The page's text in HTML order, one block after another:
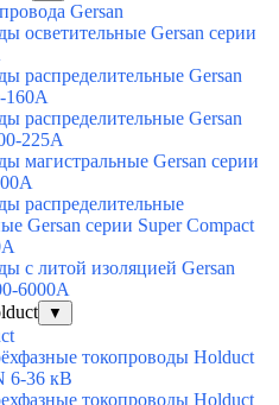
Gersan
осветительные Gersan серии
распределительные Gersan
160А
распределительные Gersan
225А
магистральные Gersan серии
распределительные
Gersan серии Super Сompact
с литой изоляцией Gersan
6000А
▼
токопроводы Holduct
6-36 кВ
токопроводы Holduct